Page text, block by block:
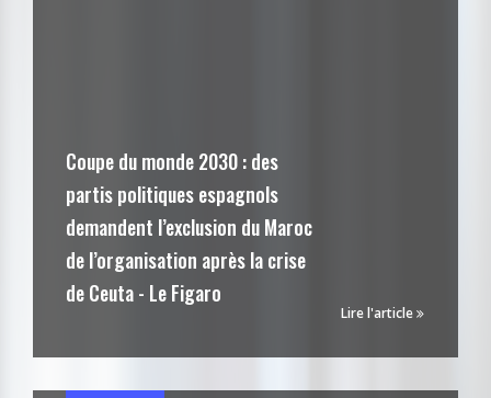
Coupe du monde 2030 : des
partis politiques espagnols
demandent l’exclusion du Maroc
de l’organisation après la crise
de Ceuta - Le Figaro
Lire l'article